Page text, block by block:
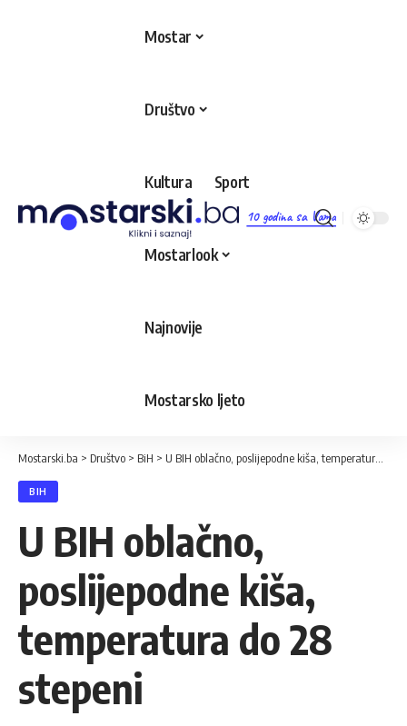
10 godina sa Vama
Mostar
Društvo
Kultura Sport
Mostarlook
Najnovije
Mostarsko ljeto
Mostarski.ba > Društvo > BiH > U BIH oblačno, poslijepodne kiša, temperatura do 28 stepeni
BIH
U BIH oblačno,
poslijepodne kiša,
temperatura do 28
stepeni